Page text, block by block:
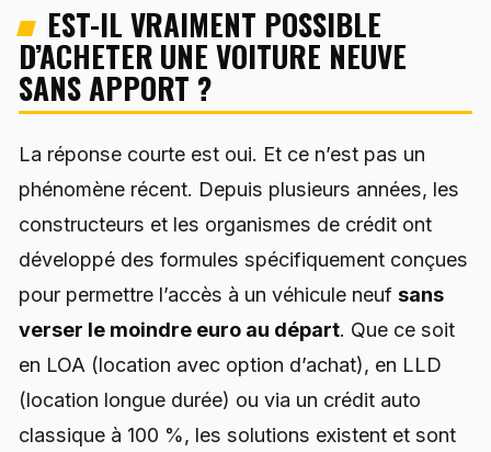
EST-IL VRAIMENT POSSIBLE
D’ACHETER UNE VOITURE NEUVE
SANS APPORT ?
La réponse courte est oui. Et ce n’est pas un
phénomène récent. Depuis plusieurs années, les
constructeurs et les organismes de crédit ont
développé des formules spécifiquement conçues
pour permettre l’accès à un véhicule neuf sans
verser le moindre euro au départ. Que ce soit
en LOA (location avec option d’achat), en LLD
(location longue durée) ou via un crédit auto
classique à 100 %, les solutions existent et sont